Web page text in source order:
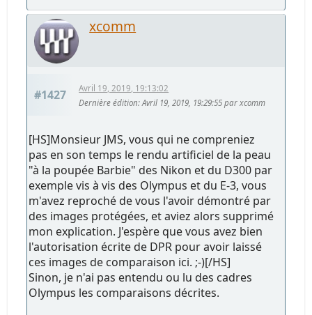
xcomm
#1427
Avril 19, 2019, 19:13:02
Dernière édition: Avril 19, 2019, 19:29:55 par xcomm
[HS]Monsieur JMS, vous qui ne compreniez
pas en son temps le rendu artificiel de la peau
"à la poupée Barbie" des Nikon et du D300 par
exemple vis à vis des Olympus et du E-3, vous
m'avez reproché de vous l'avoir démontré par
des images protégées, et aviez alors supprimé
mon explication. J'espère que vous avez bien
l'autorisation écrite de DPR pour avoir laissé
ces images de comparaison ici. ;-)[/HS]
Sinon, je n'ai pas entendu ou lu des cadres
Olympus les comparaisons décrites.